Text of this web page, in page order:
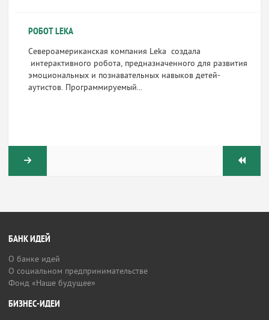
РОБОТ LEKA
Североамериканская компания Leka создала
интерактивного робота, предназначенного для развития
эмоциональных и познавательных навыков детей-
аутистов. Программируемый...
БАНК ИДЕЙ
О банке идей
О социальном предпринимательстве
Фонд «Наше будущее»
БИЗНЕС-ИДЕИ